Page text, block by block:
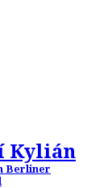
Kylián
Berliner